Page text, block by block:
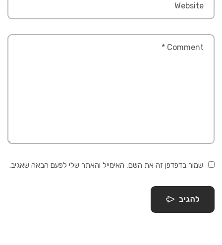
שמור בדפדפן זה את השם, האימייל והאתר שלי לפעם הבאה שאגיב.
להגיב